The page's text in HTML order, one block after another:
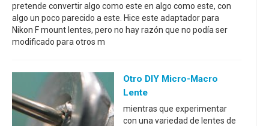
pretende convertir algo como este en algo como este, con
algo un poco parecido a este. Hice este adaptador para
Nikon F mount lentes, pero no hay razón que no podía ser
modificado para otros m
Otro DIY Micro-Macro
Lente
mientras que experimentar
con una variedad de lentes de